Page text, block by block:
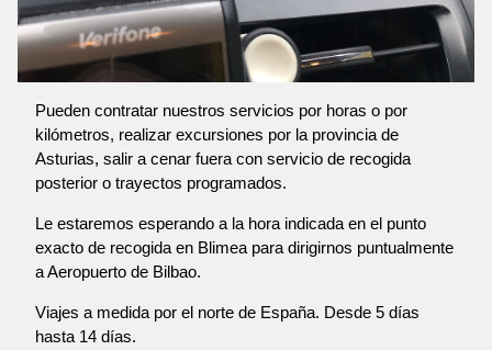
Pueden contratar nuestros servicios por horas o por
kilómetros, realizar excursiones por la provincia de
Asturias, salir a cenar fuera con servicio de recogida
posterior o trayectos programados.
Le estaremos esperando a la hora indicada en el punto
exacto de recogida en Blimea para dirigirnos puntualmente
a Aeropuerto de Bilbao.
Viajes a medida por el norte de España. Desde 5 días
hasta 14 días.